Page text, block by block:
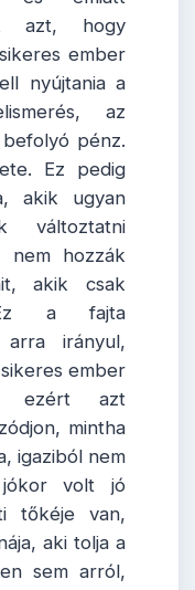
azt, hogy
ember
nyújtania a
az
pénz.
Ez pedig
akik ugyan
változtatni
nem hozzák
akik csak
Ez a fajta
arra irányul,
ember
ezért azt
mintha
igaziból nem
volt jó
tőkéje van,
aki tolja a
sem arról,